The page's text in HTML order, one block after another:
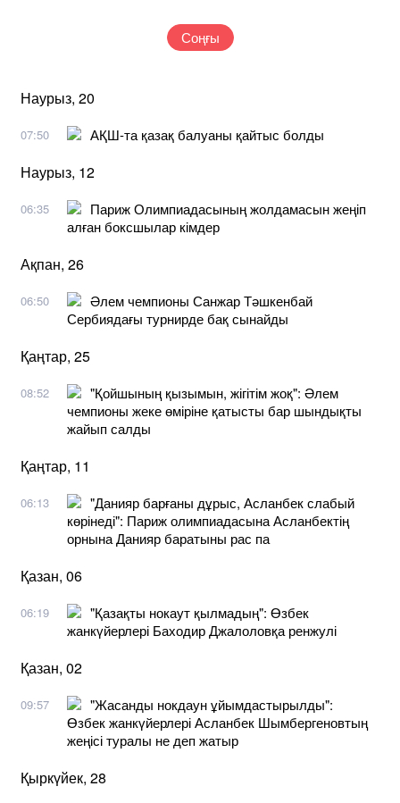
Соңғы
Наурыз, 20
07:50 АҚШ-та қазақ балуаны қайтыс болды
Наурыз, 12
06:35
Париж Олимпиадасының жолдамасын жеңіп
алған боксшылар кімдер
Ақпан, 26
06:50
Әлем чемпионы Санжар Тәшкенбай
Сербиядағы турнирде бақ сынайды
Қаңтар, 25
08:52
"Қойшының қызымын, жігітім жоқ": Әлем
чемпионы жеке өміріне қатысты бар шындықты
жайып салды
Қаңтар, 11
06:13
"Данияр барғаны дұрыс, Асланбек слабый
көрінеді": Париж олимпиадасына Асланбектің
орнына Данияр баратыны рас па
Қазан, 06
06:19
"Қазақты нокаут қылмадың": Өзбек
жанкүйерлері Баходир Джалоловқа ренжулі
Қазан, 02
09:57
"Жасанды нокдаун ұйымдастырылды":
Өзбек жанкүйерлері Асланбек Шымбергеновтың
жеңісі туралы не деп жатыр
Қыркүйек, 28